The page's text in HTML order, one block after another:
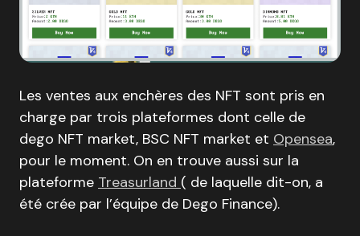
Les ventes aux enchères des NFT sont pris en
charge par trois plateformes dont celle de
dego NFT market, BSC NFT market et Opensea,
pour le moment. On en trouve aussi sur la
plateforme Treasurland ( de laquelle dit-on, a
été crée par l’équipe de Dego Finance).